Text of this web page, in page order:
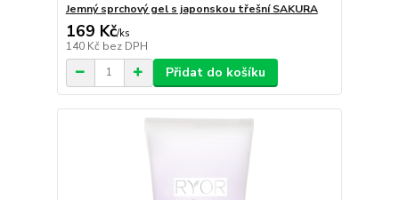
Jemný sprchový gel s japonskou třešní SAKURA
169 Kč/ks
140 Kč bez DPH
Přidat do košíku